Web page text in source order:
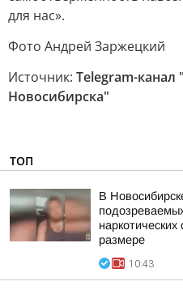
для нас».
Фото Андрей Заржецкий
Источник: Telegram-канал
Новосибирска"
ТОП
В
размере
10:43